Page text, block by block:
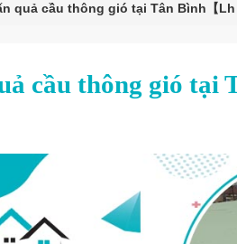
quả cầu thông gió tại Tân Bình【Lh
cầu thông gió tại